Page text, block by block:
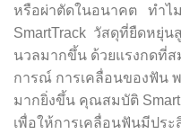
หรือผ่าตัดในอนาคต ทำไม
SmartTrack วัสดุที่ยืดหยุ่
นวลมากขึ้น ด้วยแรงกดที่ส
การณ์ การเคลื่อนของฟัน
มากยิ่งขึ้น คุณสมบัติ
เพื่อให้การเคลื่อนฟันมีปร